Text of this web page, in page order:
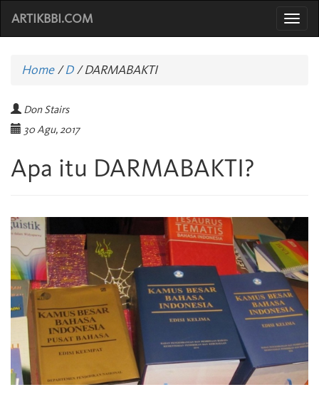
ARTIKBBI.COM
Home/D /DARMABAKTI
Don Stairs
30 Agu, 2017
Apa itu DARMABAKTI?